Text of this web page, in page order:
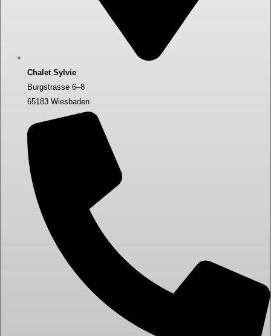
Chalet Sylvie
Burgstrasse 6–8
65183 Wiesbaden